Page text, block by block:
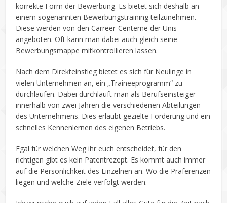
korrekte Form der Bewerbung. Es bietet sich deshalb an
einem sogenannten Bewerbungstraining teilzunehmen.
Diese werden von den Carreer-Centerne der Unis
angeboten. Oft kann man dabei auch gleich seine
Bewerbungsmappe mitkontrollieren lassen.
Nach dem Direkteinstieg bietet es sich für Neulinge in
vielen Unternehmen an, ein „Traineeprogramm“ zu
durchlaufen. Dabei durchläuft man als Berufseinsteiger
innerhalb von zwei Jahren die verschiedenen Abteilungen
des Unternehmens. Dies erlaubt gezielte Förderung und ein
schnelles Kennenlernen des eigenen Betriebs.
Egal für welchen Weg ihr euch entscheidet, für den
richtigen gibt es kein Patentrezept. Es kommt auch immer
auf die Persönlichkeit des Einzelnen an. Wo die Präferenzen
liegen und welche Ziele verfolgt werden.